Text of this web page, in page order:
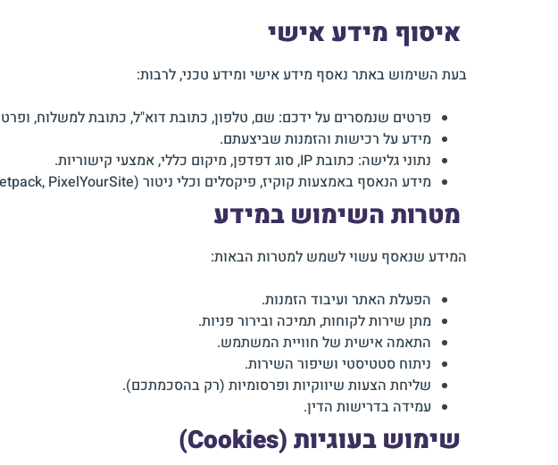
איסוף מידע אישי
בעת השימוש באתר נאסף מידע אישי ומידע טכני, לרבות:
פרטים שנמסרים על ידכם: שם, טלפון, כתובת דוא"ל, כתובת למשלוח,
מידע על רכישות והזמנות שביצעתם.
נתוני גלישה: כתובת IP, סוג דפדפן, מיקום כללי, אמצעי קישוריות.
מידע הנאסף באמצעות קוקיז, פיקסלים וכלי ניטור (Google Analytics, Facebook Pixel, Klaviyo, Jetpack, PixelYourSite ועוד).
מטרות השימוש במידע
המידע שנאסף עשוי לשמש למטרות הבאות:
הפעלת האתר ועיבוד הזמנות.
מתן שירות לקוחות, תמיכה ובירור פניות.
התאמה אישית של חוויית המשתמש.
ניתוח סטטיסטי ושיפור השירות.
שליחת הצעות שיווקיות ופרסומיות (רק בהסכמתכם).
עמידה בדרישות הדין.
שימוש בעוגיות (Cookies)